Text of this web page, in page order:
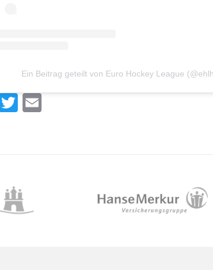
Ein Beitrag geteilt von Euro Hockey League
Facebook
Twitter